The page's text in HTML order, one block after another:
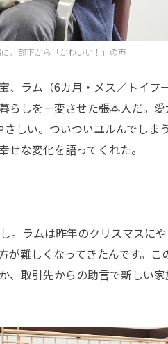
、部下から「かわいい！」の声
、ラム（6カ月・メス／トイプ
らしを一変させた張本人だ。
しい。ついついユルんでしま
な変化を語ってくれた。
。ラムは昨年のクリスマスに
が難しくなってきたんです。
、取引先からの助言で新しい